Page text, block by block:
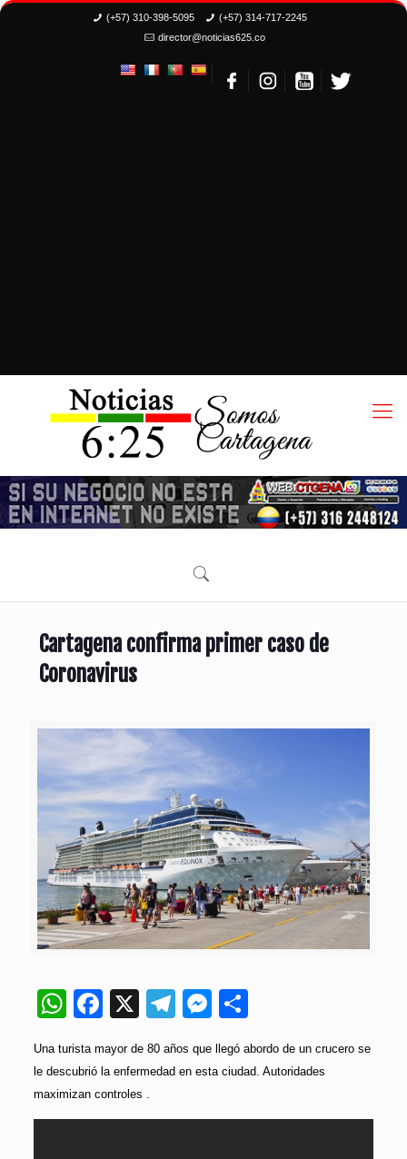
(+57) 310-398-5095
(+57) 314-717-2245
director@noticias625.co
Cartagena confirma primer caso de
Coronavirus
WhatsApp
Facebook
X Telegram
Messenger
Una turista mayor de 80 años que llegó abordo de un crucero se
le descubrió la enfermedad en esta ciudad. Autoridades
maximizan controles .